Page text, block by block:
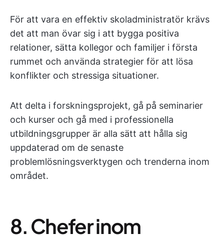
För att vara en effektiv skoladministratör krävs
det att man övar sig i att bygga positiva
relationer, sätta kollegor och familjer i första
rummet och använda strategier för att lösa
konflikter och stressiga situationer.
Att delta i forskningsprojekt, gå på seminarier
och kurser och gå med i professionella
utbildningsgrupper är alla sätt att hålla sig
uppdaterad om de senaste
problemlösningsverktygen och trenderna inom
området.
8. Chefer inom